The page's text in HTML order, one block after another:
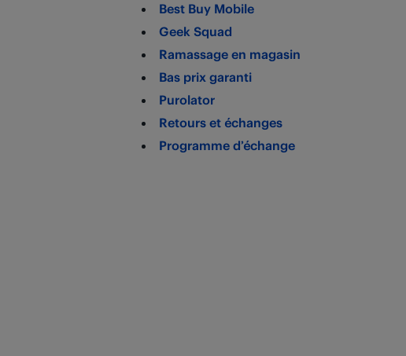
Best Buy Mobile
Geek Squad
Ramassage en magasin
Bas prix garanti
Purolator
Retours et échanges
Programme d’échange